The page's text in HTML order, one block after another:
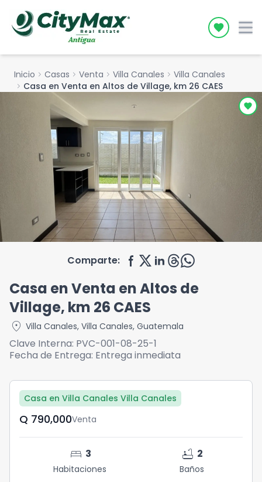
Icon
Inicio chevron_right Casas chevron_right Venta chevron_right Villa Canales chevron_right Villa Canales
chevron_right Casa en Venta en Altos de Village, km 26 CAES
Comparte:
Casa en Venta en Altos de
Village, km 26 CAES
location_on Villa Canales, Villa Canales, Guatemala
Clave Interna: PVC-001-08-25-1
Fecha de Entrega: Entrega inmediata
Casa en Villa Canales Villa Canales
Q	790,000Venta
bed 3
Habitaciones
bathtub 2
Baños